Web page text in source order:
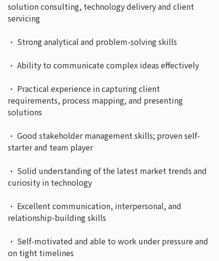
solution consulting, technology delivery and client
servicing
· Strong analytical and problem-solving skills
· Ability to communicate complex ideas effectively
· Practical experience in capturing client
requirements, process mapping, and presenting
solutions
· Good stakeholder management skills; proven self-
starter and team player
· Solid understanding of the latest market trends and
curiosity in technology
· Excellent communication, interpersonal, and
relationship-building skills
· Self-motivated and able to work under pressure and
on tight timelines